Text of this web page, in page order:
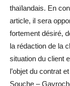
thaïlandais. En
article, il sera
fortement désiré,
la rédaction de la
situation du client
l’objet du contrat
Souche –